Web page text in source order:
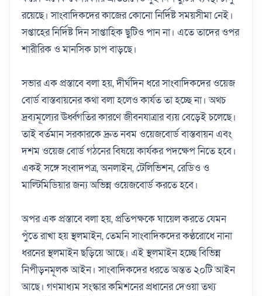
রয়েছে। সাংবাদিকদের কাজের কোনো নির্দিষ্ট সময়সীমা নেই।
সপ্তাহের নির্দিষ্ট দিন সাপ্তাহিক ছুটিও পান না। এতে তাদের ওপর
শারীরিক ও মানসিক চাপ বাড়ছে।
সভার এক প্রস্তাবে বলা হয়, দীর্ঘদিন ধরে সাংবাদিকদের ওয়েজ
বোর্ড বাস্তবায়নের কথা বলা হলেও কার্যত তা হচ্ছে না। অথচ
দ্রব্যমূল্যের ঊর্ধ্বগতির কারণে জীবনযাত্রার ব্যয় বেড়েই চলেছে।
তাই বর্তমান সরকারকে দ্রুত নবম ওয়েজবোর্ড বাস্তবায়ন এবং
দশম ওয়েজ বোর্ড গঠনের বিষয়ে কার্যকর পদক্ষেপ নিতে হবে।
একই সঙ্গে সংবাদপত্র, অনলাইন, টেলিভিশন, রেডিও ও
মাল্টিমিডিয়ার জন্য অভিন্ন ওয়েজবোর্ড করতে হবে।
অপর এক প্রস্তাবে বলা হয়, প্রতিপক্ষকে ঘায়েল করতে যেমন
পুঁতে রাখা হয় স্থলমাইন, তেমনি সাংবাদিকদের কণ্ঠরোধে নানা
ধরনের স্থলমাইন ছড়িয়ে আছে। এই স্থলমাইন হচ্ছে বিভিন্ন
নিপীড়নমূলক আইন। সাংবাদিকদের ধরতে অন্তত ২০টি আইন
আছে। গণমাধ্যম সংস্কার কমিশনের প্রধানের দেওয়া তথ্য